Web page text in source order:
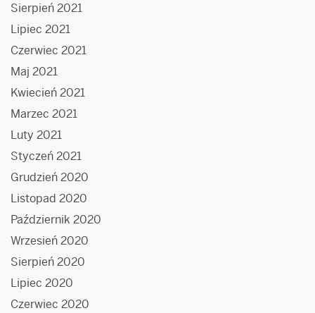
Sierpień 2021
Lipiec 2021
Czerwiec 2021
Maj 2021
Kwiecień 2021
Marzec 2021
Luty 2021
Styczeń 2021
Grudzień 2020
Listopad 2020
Październik 2020
Wrzesień 2020
Sierpień 2020
Lipiec 2020
Czerwiec 2020